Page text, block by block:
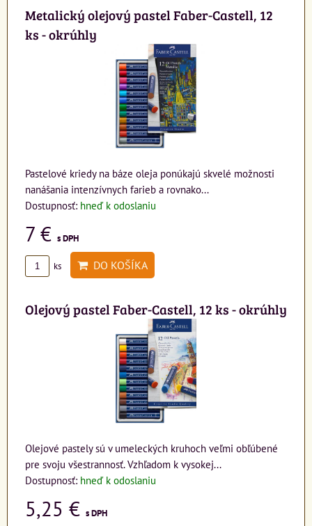
Metalický olejový pastel Faber-Castell, 12
ks - okrúhly
Pastelové kriedy na báze oleja ponúkajú skvelé možnosti
nanášania intenzívnych farieb a rovnako...
Dostupnosť: hneď k odoslaniu
7 € s DPH
ks DO KOŠÍKA
Olejový pastel Faber-Castell, 12 ks - okrúhly
Olejové pastely sú v umeleckých kruhoch veľmi obľúbené
pre svoju všestrannosť. Vzhľadom k vysokej...
Dostupnosť: hneď k odoslaniu
5,25 € s DPH